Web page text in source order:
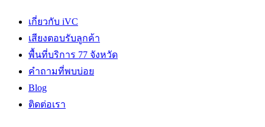
เกี่ยวกับ iVC
เสียงตอบรับลูกค้า
พื้นที่บริการ 77 จังหวัด
คำถามที่พบบ่อย
Blog
ติดต่อเรา